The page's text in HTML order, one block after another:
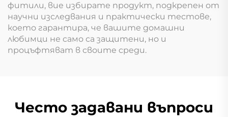
фитили, вие избирате продукт, подкрепен от
научни изследвания и практически тестове,
което гарантира, че вашите домашни
любимци не само са защитени, но и
процъфтяват в своите среди.
Често задавани въпроси